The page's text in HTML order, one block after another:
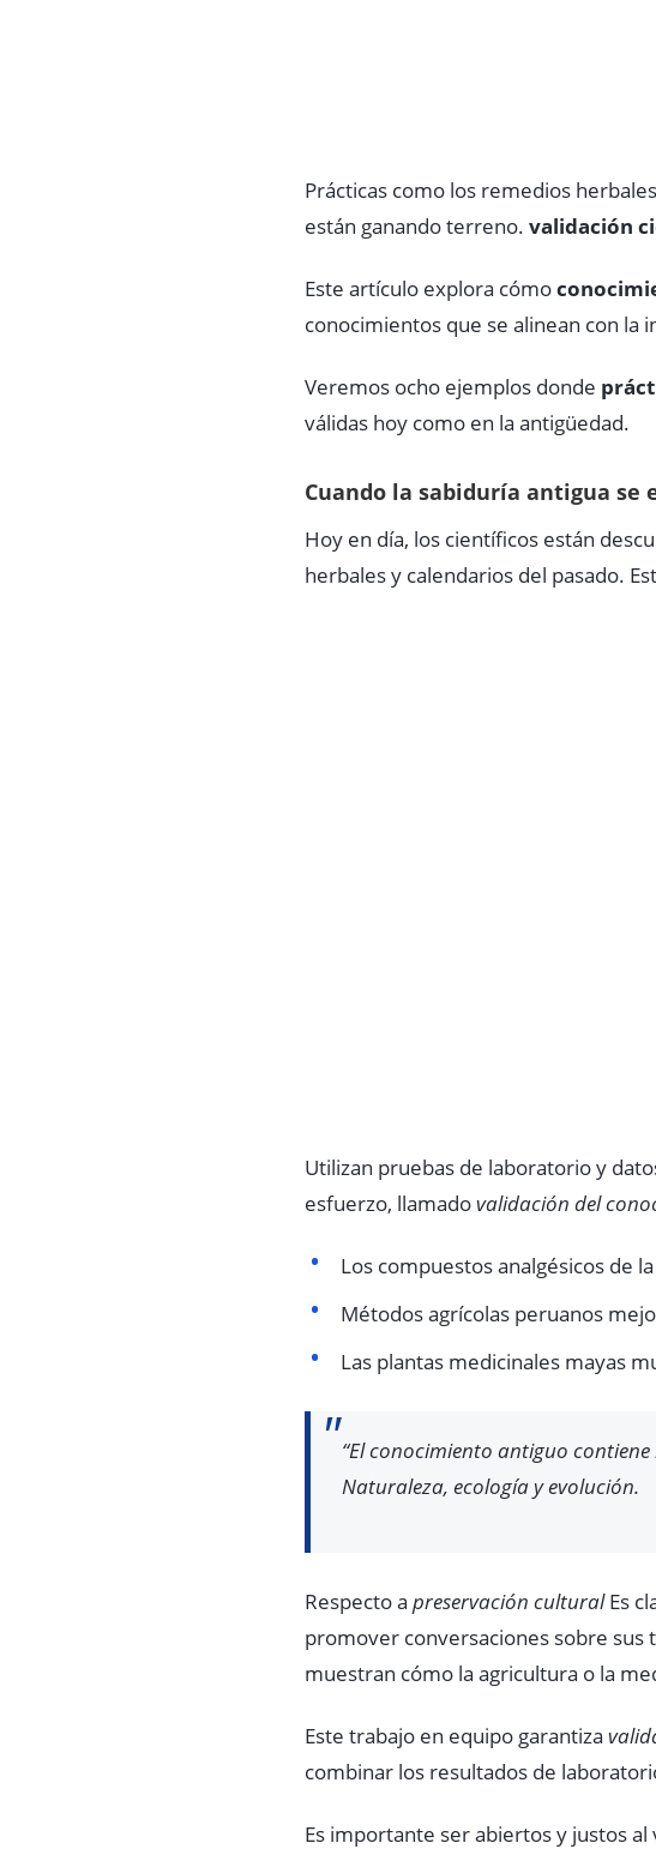
Prácticas como los remedios
están ganando terreno. validación
Este artículo explora cómo
conocimientos que se alinean con la
Veremos ocho ejemplos donde
válidas hoy como en la antigüedad.
Cuando la sabiduría antigua se
Hoy en día, los científicos están
herbales y calendarios del pasado.
Utilizan pruebas de laboratorio y
esfuerzo, llamadovalidación del
Los compuestos analgésicos de
Métodos agrícolas peruanos
Las plantas medicinales mayas
“El conocimiento antiguo
Naturaleza, ecología y evolución.
Respecto a preservación culturalEs
promover conversaciones sobre sus
muestran cómo la agricultura o la
Este trabajo en equipo garantiza
combinar los resultados de
Es importante ser abiertos y justos